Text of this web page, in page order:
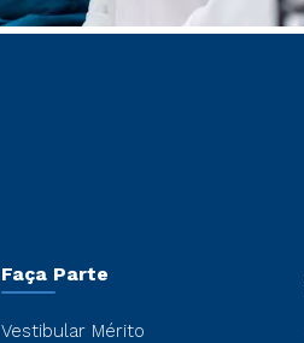
Faça Parte
Vestibular Mérito